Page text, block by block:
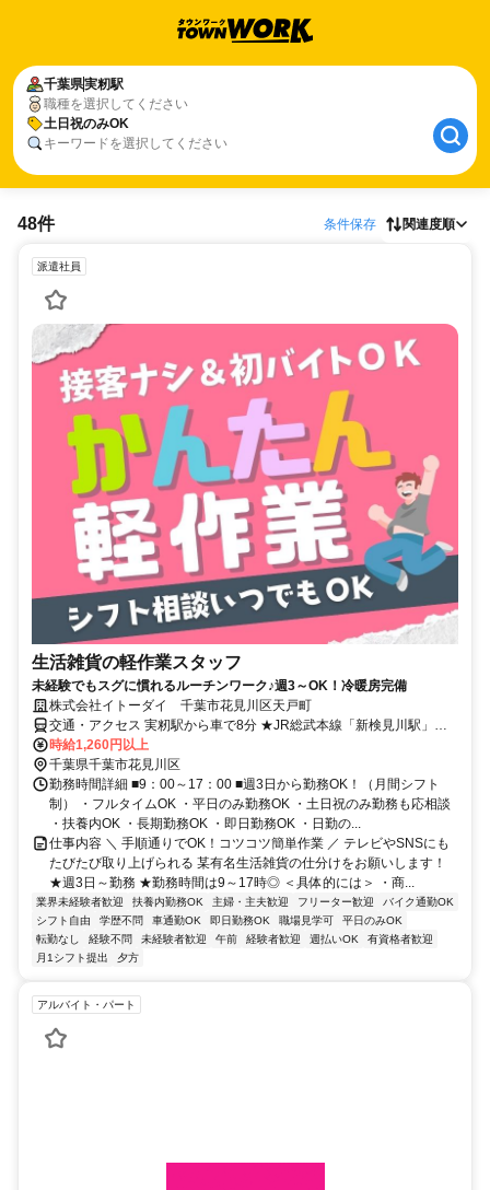
千葉県実籾駅
職種を選択してください
土日祝のみOK
キーワードを選択してください
48件 条件保存 関連度順
派遣社員
生活雑貨の軽作業スタッフ
未経験でもスグに慣れるルーチンワーク♪週3～OK！冷暖房完備
株式会社イトーダイ 千葉市花見川区天戸町
交通・アクセス 実籾駅から車で8分 ★JR総武本線「新検見川駅」・
京成本線「八千代台駅」から無料バス送迎あり ★バイク通勤OK ★車
通勤要相談
時給1,260円以上
千葉県千葉市花見川区
勤務時間詳細 ■9：00～17：00 ■週3日から勤務OK！（月間シフト
制） ・フルタイムOK ・平日のみ勤務OK ・土日祝のみ勤務も応相談
・扶養内OK ・長期勤務OK ・即日勤務OK ・日勤の...
仕事内容 ＼ 手順通りでOK！コツコツ簡単作業 ／ テレビやSNSにも
たびたび取り上げられる 某有名生活雑貨の仕分けをお願いします！
★週3日～勤務 ★勤務時間は9～17時◎ ＜具体的には＞ ・商...
業界未経験者歓迎 扶養内勤務OK 主婦・主夫歓迎 フリーター歓迎
バイク通勤OK
シフト自由
学歴不問 車通勤OK 即日勤務OK 職場見学可
平日のみOK
転勤なし
経験不問 未経験者歓迎 午前 経験者歓迎 週払いOK
有資格者歓迎
月1シフト提出
夕方
アルバイト・パート